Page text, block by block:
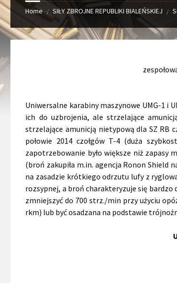
Home / SIŁY ZBROJNE REPUBLIKI BIALEŃSKIEJ /
Uniwersalne karabiny maszynowe UMG-1 i
ich do uzbrojenia, ale strzelające
strzelające amunicją nietypową dla SZ RB
połowie 2014 czołgów T-4 (duża
zapotrzebowanie było większe niż zapasy
(broń zakupiła m.in. agencja Ronon Shield
na zasadzie krótkiego odrzutu lufy z
rozsypnej, a broń charakteryzuje się bardzo
zmniejszyć do 700 strz./min przy użyciu
rkm) lub być osadzana na podstawie